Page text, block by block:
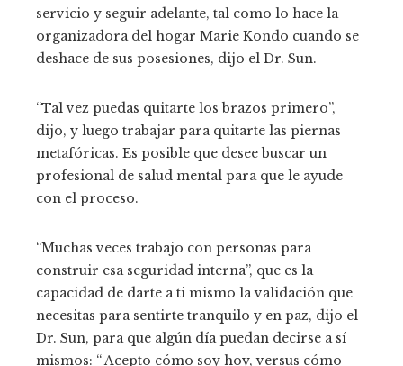
servicio y seguir adelante, tal como lo hace la
organizadora del hogar Marie Kondo cuando se
deshace de sus posesiones, dijo el Dr. Sun.
“Tal vez puedas quitarte los brazos primero”,
dijo, y luego trabajar para quitarte las piernas
metafóricas. Es posible que desee buscar un
profesional de salud mental para que le ayude
con el proceso.
“Muchas veces trabajo con personas para
construir esa seguridad interna”, que es la
capacidad de darte a ti mismo la validación que
necesitas para sentirte tranquilo y en paz, dijo el
Dr. Sun, para que algún día puedan decirse a sí
mismos: “ Acepto cómo soy hoy, versus cómo